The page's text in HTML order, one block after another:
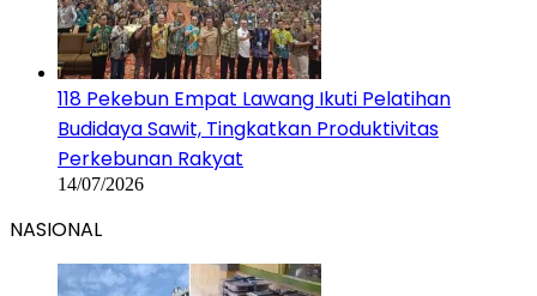
118 Pekebun Empat Lawang Ikuti Pelatihan
Budidaya Sawit, Tingkatkan Produktivitas
Perkebunan Rakyat
14/07/2026
NASIONAL